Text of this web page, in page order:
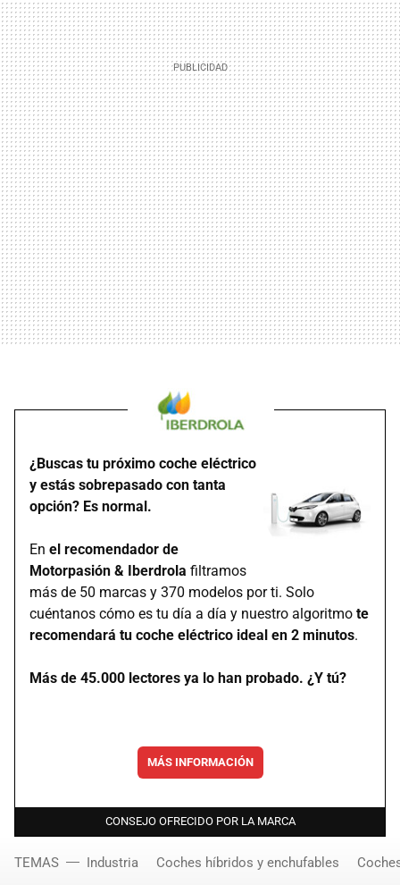
¿Buscas tu próximo coche eléctrico
y estás sobrepasado con tanta
opción? Es normal.
En el recomendador de
Motorpasión & Iberdrola filtramos
más de 50 marcas y 370 modelos por ti. Solo
cuéntanos cómo es tu día a día y nuestro algoritmo te
recomendará tu coche eléctrico ideal en 2 minutos.
Más de 45.000 lectores ya lo han probado. ¿Y tú?
MÁS INFORMACIÓN
CONSEJO OFRECIDO POR LA MARCA
TEMAS Industria Coches híbridos y enchufables